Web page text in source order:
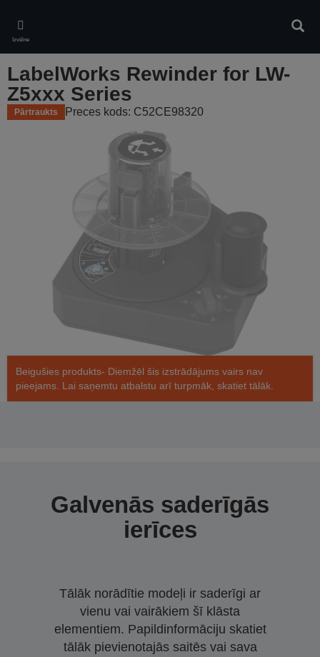
main
content
Izvēlne
LabelWorks Rewinder for LW-
Z5xxx Series
Pārtraukts Preces kods: C52CE98320
Beigušies produkts- Diemžēl šis izstrādājums vairs nav
pieejams. Lai saņemtu atbalstu arī turpmāk, skatiet tālāk.
Galvenās saderīgās
ierīces
Tālāk norādītie modeļi ir saderīgi ar
vienu vai vairākiem šī klāsta
elementiem. Papildinformāciju skatiet
tālāk pievienotajās saitēs vai sava